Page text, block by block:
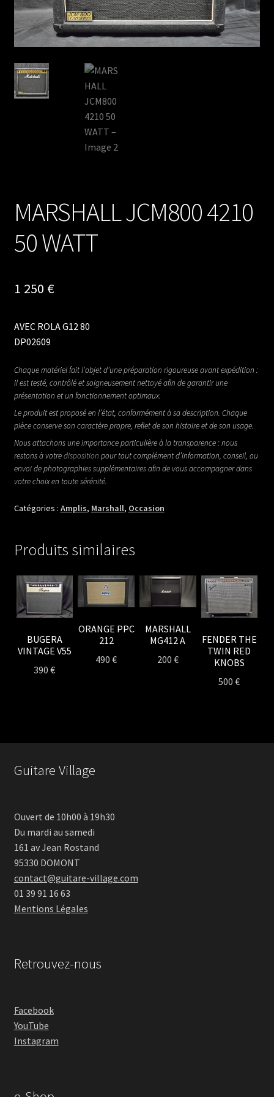
MARSHALL JCM800 4210
50 WATT
1 250 €
AVEC ROLA G12 80
DP02609
Chaque matériel fait l’objet d’une préparation rigoureuse avant expédition :
il est testé, contrôlé et soigneusement nettoyé afin de garantir une
présentation et un fonctionnement optimaux.
Le produit est proposé en l’état, conformément à sa description. Chaque
pièce conserve son caractère propre, reflet de son histoire et de son usage.
Nous attachons une importance particulière à la transparence : nous
restons à votredisposition pour tout complément d’information, conseil, ou
envoi de photographies supplémentaires afin de vous accompagner dans
votre choix en toute sérénité.
Catégories : Amplis, Marshall, Occasion
Produits similaires
BUGERA
VINTAGE V55
390€
ORANGE PPC
212
490€
MARSHALL
MG412 A
200 €
FENDER THE
TWIN RED
KNOBS
500€
Guitare Village
Ouvert de 10h00 à 19h30
Du mardi au samedi
161 av Jean Rostand
95330 DOMONT
contact@guitare-village.com
01 39 91 16 63
Mentions Légales
Retrouvez-nous
Facebook
YouTube
Instagram